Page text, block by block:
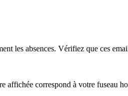
les absences. Vérifiez que ces
correspond à votre fuseau